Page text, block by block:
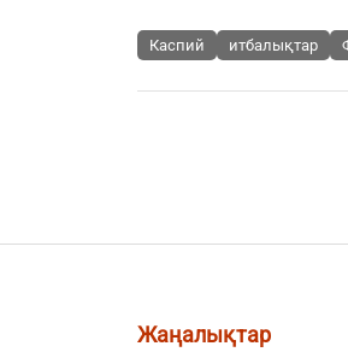
Каспий итбалықтар
Жаңалықтар